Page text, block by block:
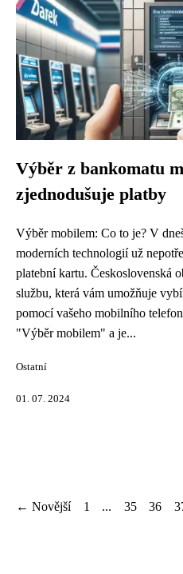
Výběr z bankomatu
zjednodušuje platby
Výběr mobilem: Co to je? V
moderních technologií už
platební kartu. Československá
službu, která vám umožňuje
pomocí vašeho mobilního
"Výběr mobilem" a je...
Ostatní
01. 07. 2024
← Novější 1 ... 35 36